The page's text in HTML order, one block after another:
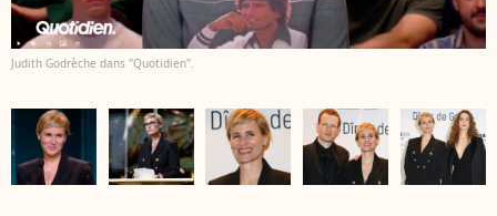
Judith Godrèche dans "Quotidien".